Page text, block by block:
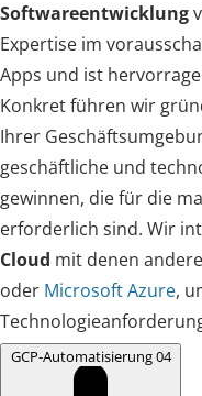
Softwareentwicklung
Expertise im
Apps und ist
Konkret führen wir
Ihrer
geschäftliche und
gewinnen, die für die
erforderlich sind. Wir
Cloud mit denen
oder Microsoft Azure,
GCP-Automatisierung04